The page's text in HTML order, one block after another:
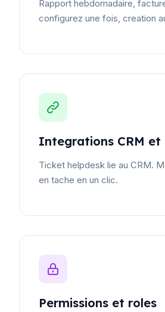
Rapport hebdomadaire,
configurez une fois, creation
Integrations CRM et
Ticket helpdesk lie au CRM.
en tache en un clic.
Permissions et roles